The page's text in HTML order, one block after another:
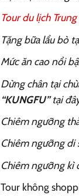
Tour du lịch
Tặng bữa lẩu bò
Mức ăn cao nổi
Dừng chân tại
“KUNGFU”tại
Chiêm ngưỡng
Chiêm ngưỡng di
Chiêm ngưỡng kì
Tour không